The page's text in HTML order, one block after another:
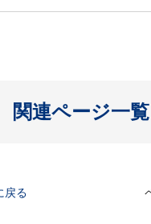
関連ページ一覧
開く
戻る